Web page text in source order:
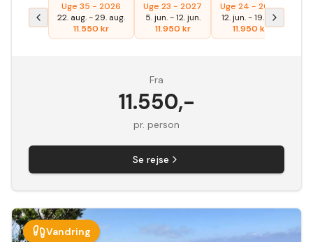
Uge 35 - 2026
22. aug.-29. aug.
11.550 kr
Uge 23 - 2027
5. jun.-12. jun.
11.950 kr
Uge 24 - 2027
12. jun.-19. jun.
11.950 kr
Fra
11.550,-
pr. person
Se rejse
Vandring